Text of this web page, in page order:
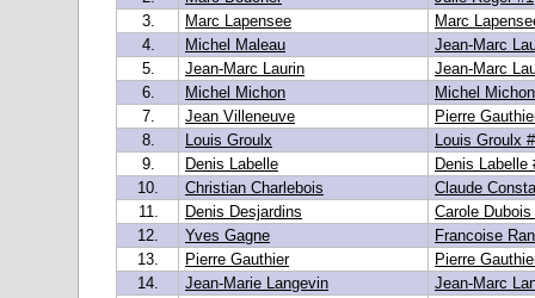
3.
Marc Lapensee
Marc
4.
Michel Maleau
Jean-Marc
5.
Jean-Marc Laurin
Jean-Marc
6.
Michel Michon
Michel
7.
Jean Villeneuve
Pierre
8.
Louis Groulx
Louis Groulx
9.
Denis Labelle
Denis Labelle
10.
Christian Charlebois
Claude
11.
Denis Desjardins
Carole Dubois
12.
Yves Gagne
Francoise
13.
Pierre Gauthier
Pierre
14.
Jean-Marie Langevin
Jean-Marc